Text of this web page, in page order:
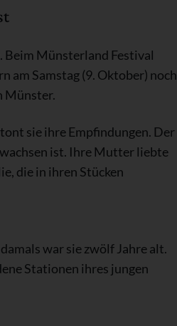
Beim Münsterland Festival
am Samstag (9. Oktober) noch
Münster.
sie ihre Empfindungen. Der
ist. Ihre Mutter liebte
die in ihren Stücken
war sie zwölf Jahre alt.
Stationen ihres jungen